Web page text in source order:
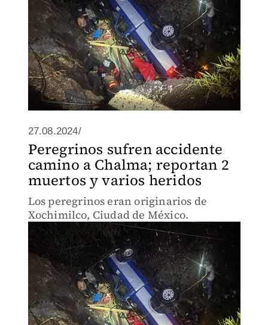
27.08.2024/
Peregrinos sufren accidente
camino a Chalma; reportan 2
muertos y varios heridos
Los peregrinos eran originarios de
Xochimilco, Ciudad de México.